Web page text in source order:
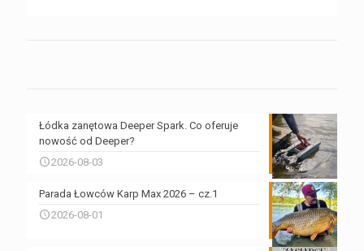
Łódka zanętowa Deeper Spark. Co oferuje
nowość od Deeper?
2026-08-03
Parada Łowców Karp Max 2026 – cz.1
2026-08-01